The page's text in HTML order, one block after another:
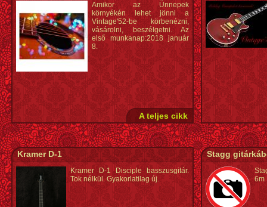
Amikor az Ünnepek
környékén lehet jönni a
Vintage'52-be körbenézni,
vásárolni, beszélgetni. Az
első munkanap:2018 január
8.
A teljes cikk
Kramer D-1
Kramer D-1 Disciple basszusgitár.
Tok nélkül. Gyakorlatilag új.
Stagg
6m